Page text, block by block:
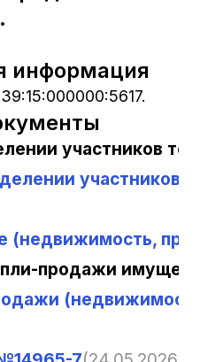
информация
39:15:000000:5617.
участников
участников
(недвижимость,
продажи